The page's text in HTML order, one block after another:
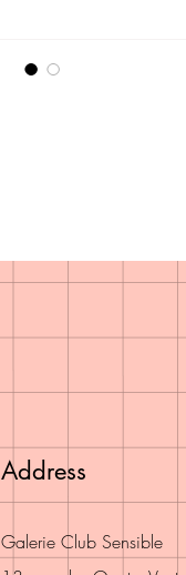
Address
Galerie Club Sensible